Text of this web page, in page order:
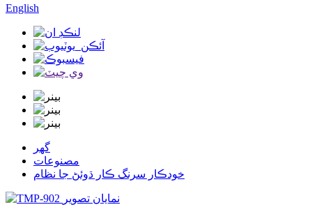
English
گھر
مصنوعات
خودڪار سرنگ ڪار ڌوئڻ جا نظام